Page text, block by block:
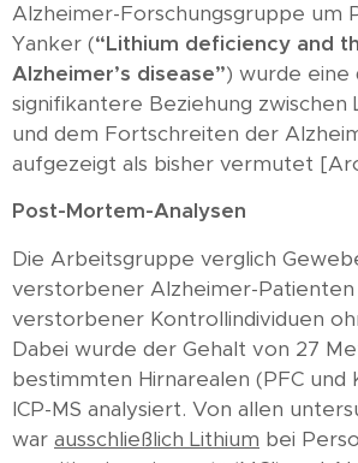
Alzheimer-Forschungsgruppe um
Yanker (“Lithium deficiency and
Alzheimer’s disease”) wurde eine
signifikantere Beziehung zwischen
und dem Fortschreiten der
aufgezeigt als bisher vermutet
Post-Mortem-Analysen
Die Arbeitsgruppe verglich
verstorbener Alzheimer-
verstorbener Kontrollindividuen
Dabei wurde der Gehalt von 27
bestimmten Hirnarealen (PFC und
ICP-MS analysiert. Von allen
war ausschließlich Lithium bei